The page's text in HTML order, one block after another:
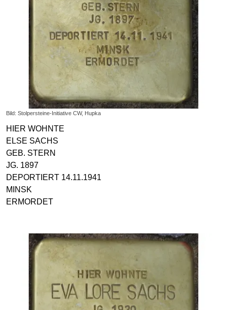
Bild: Stolpersteine-Initiative CW, Hupka
HIER WOHNTE
ELSE SACHS
GEB. STERN
JG. 1897
DEPORTIERT 14.11.1941
MINSK
ERMORDET